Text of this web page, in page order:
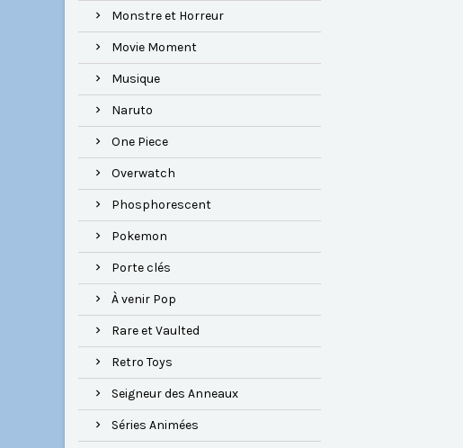
Monstre et Horreur
Movie Moment
Musique
Naruto
One Piece
Overwatch
Phosphorescent
Pokemon
Porte clés
À venir Pop
Rare et Vaulted
Retro Toys
Seigneur des Anneaux
Séries Animées